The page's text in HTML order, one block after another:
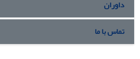
داوران
تماس با ما